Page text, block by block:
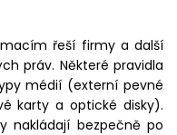
řeší firmy a další
práv. Některé pravidla
médií (externí pevné
karty a optické disky).
nakládají bezpečně po